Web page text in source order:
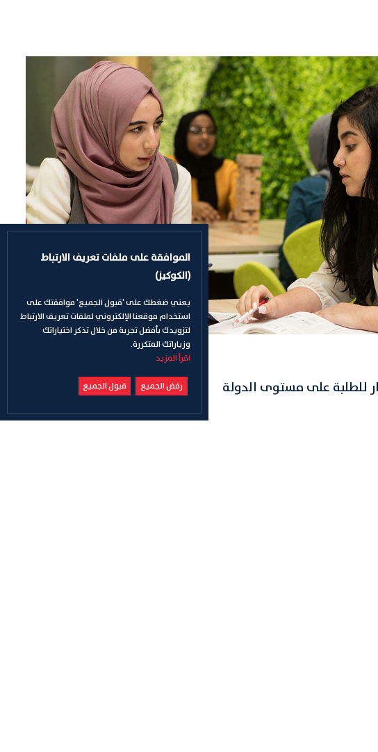
الموافقة على ملفات تعريف الارتباط
(الكوكيز)
يعني ضغطك على 'قبول الجميع' موافقتك على
استخدام موقعنا الإلكتروني لملفات تعريف الارتباط
لتزويدك بأفضل تجربة من خلال تذكر اختياراتك
وزياراتك المتكررة.
اقرأ المزيد
رفض الجميع قبول الجميع للطلبة على مستوى الدولة